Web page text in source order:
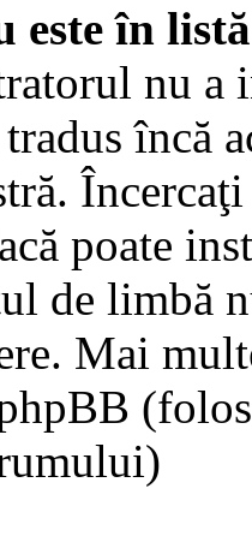
este în
nu a
încă
poate
de limbă
Mai